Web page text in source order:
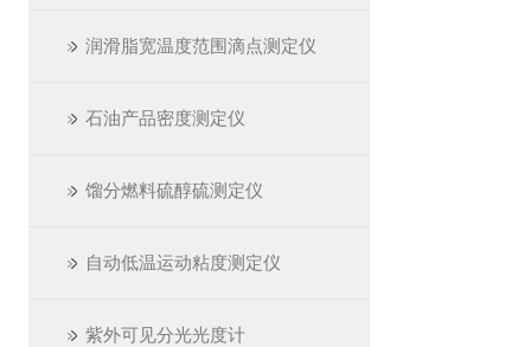
润滑脂宽温度范围滴点测定仪
石油产品密度测定仪
馏分燃料硫醇硫测定仪
自动低温运动粘度测定仪
紫外可见分光光度计